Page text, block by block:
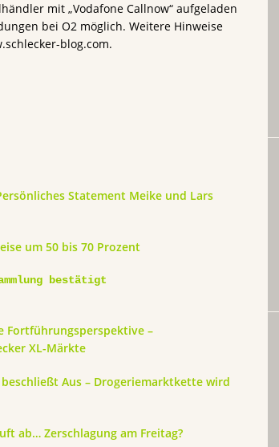
mit „Vodafone Callnow“ aufgeladen
bei O2 möglich. Weitere Hinweise
blog.com.
Statement Meike und Lars
um 50 bis 70 Prozent
bestätigt
Fortführungsperspektive –
XL-Märkte
beschließt Aus – Drogeriemarktkette wird
ab… Zerschlagung am Freitag?